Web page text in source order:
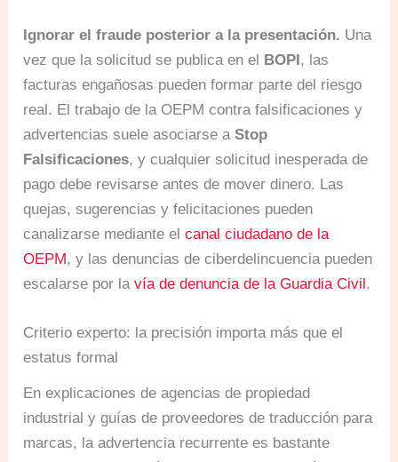
Ignorar el fraude posterior a la presentación. Una
vez que la solicitud se publica en el
BOPI , las
facturas engañosas pueden formar parte del riesgo
real. El trabajo de la OEPM contra falsificaciones y
advertencias suele asociarse aStop
Falsificaciones, y cualquier solicitud inesperada de
pago debe revisarse antes de mover dinero. Las
quejas, sugerencias y felicitaciones pueden
canalizarse mediante elcanal ciudadano de la
OEPM, y las denuncias de ciberdelincuencia pueden
escalarse por lavía de denuncia de la Guardia Civil .
Criterio experto: la precisión importa más que el
estatus formal
En explicaciones de agencias de propiedad
industrial y guías de proveedores de traducción para
marcas, la advertencia recurrente es bastante